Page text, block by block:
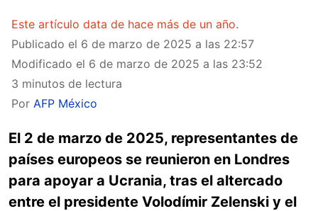
Este artículo data de hace más de un año.
Publicado el 6 de marzo de 2025 a las 22:57
Modificado el 6 de marzo de 2025 a las 23:52
3 minutos de lectura
Por AFP México
El 2 de marzo de 2025, representantes de
países europeos se reunieron en Londres
para apoyar a Ucrania, tras el altercado
entre el presidente Volodímir Zelenski y el